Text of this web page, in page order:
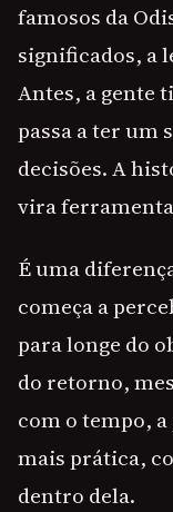
famosos da
significados, a
Antes, a gente
passa a ter um
decisões. A
vira
É uma
começa a
para longe do
do retorno,
com o tempo,
mais prática,
dentro dela.